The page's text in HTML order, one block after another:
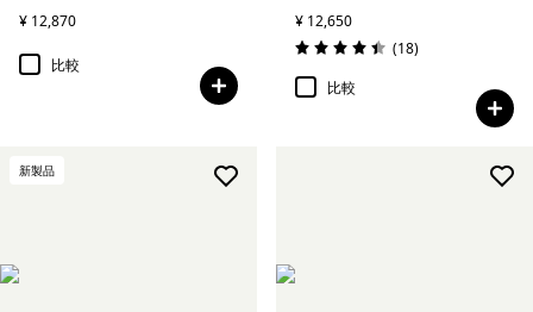
¥ 12,870
比較
¥ 12,650
評価: 4.4 / 5
(18レビュー
)
比較
新製品